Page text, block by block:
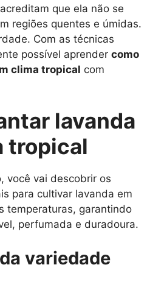
que ela não se
regiões quentes e úmidas.
Com as técnicas
possível aprender como
clima tropical com
lavanda
tropical
você vai descobrir os
para cultivar lavanda em
temperaturas, garantindo
perfumada e duradoura.
variedade